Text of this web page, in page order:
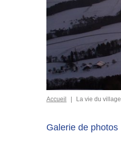
Accueil La vie du village
Galerie de photos